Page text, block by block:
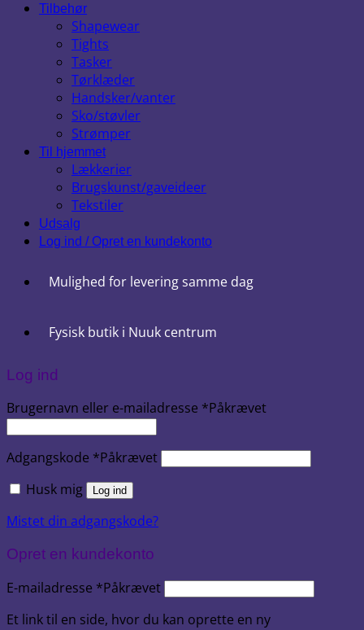
Tilbehør
Shapewear
Tights
Tasker
Tørklæder
Handsker/vanter
Sko/støvler
Strømper
Til hjemmet
Lækkerier
Brugskunst/gaveideer
Tekstiler
Udsalg
Log ind / Opret en kundekonto
Mulighed for levering samme dag
Fysisk butik i Nuuk centrum
Log ind
Brugernavn eller e-mailadresse *Påkrævet
Adgangskode *Påkrævet
Husk mig
Log ind
Mistet din adgangskode?
Opret en kundekonto
E-mailadresse *Påkrævet
Et link til en side, hvor du kan oprette en ny